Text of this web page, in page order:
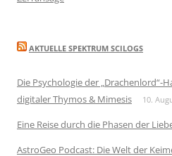
AKTUELLE SPEKTRUM SCILOGS
Die Psychologie der „Drachenlord“-
digitaler Thymos & Mimesis
10.
Eine Reise durch die Phasen der
AstroGeo Podcast: Die Welt der